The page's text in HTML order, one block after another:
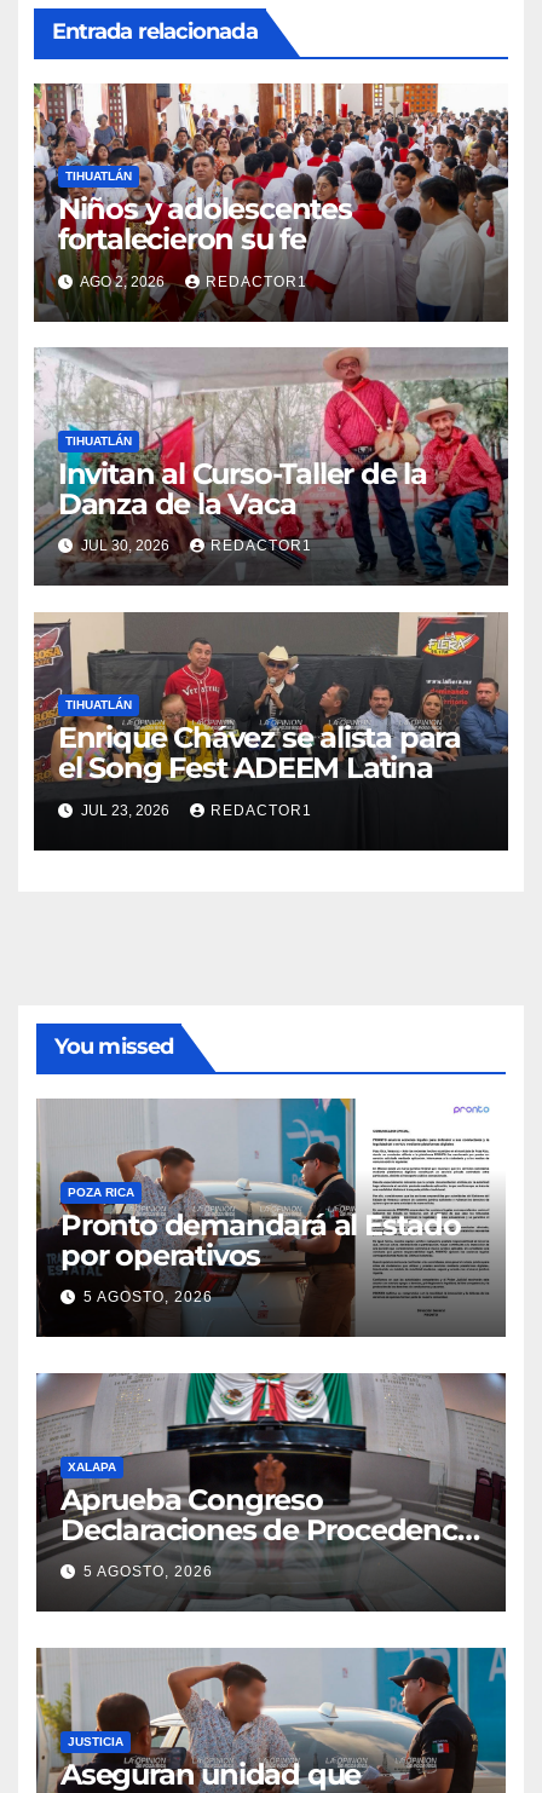
Entrada relacionada
TIHUATLÁN
Niños y adolescentes
fortalecieron su fe
AGO 2, 2026 REDACTOR1
TIHUATLÁN
Invitan al Curso-Taller de la
Danza de la Vaca
JUL 30, 2026 REDACTOR1
TIHUATLÁN
Enrique Chávez se alista para
el Song Fest ADEEM Latina
JUL 23, 2026 REDACTOR1
You missed
POZA RICA
Pronto demandará al Estado
por operativos
5 AGOSTO, 2026
XALAPA
Aprueba Congreso
Declaraciones de Procedencia
en contra de dos munícipes
5 AGOSTO, 2026
JUSTICIA
Aseguran unidad que